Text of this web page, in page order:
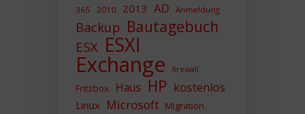
365 2010 2013 AD Anmeldung
Backup Bautagebuch
ESX ESXI
Exchange firewall
Fritzbox Haus HP kostenlos
Linux Microsoft Migration